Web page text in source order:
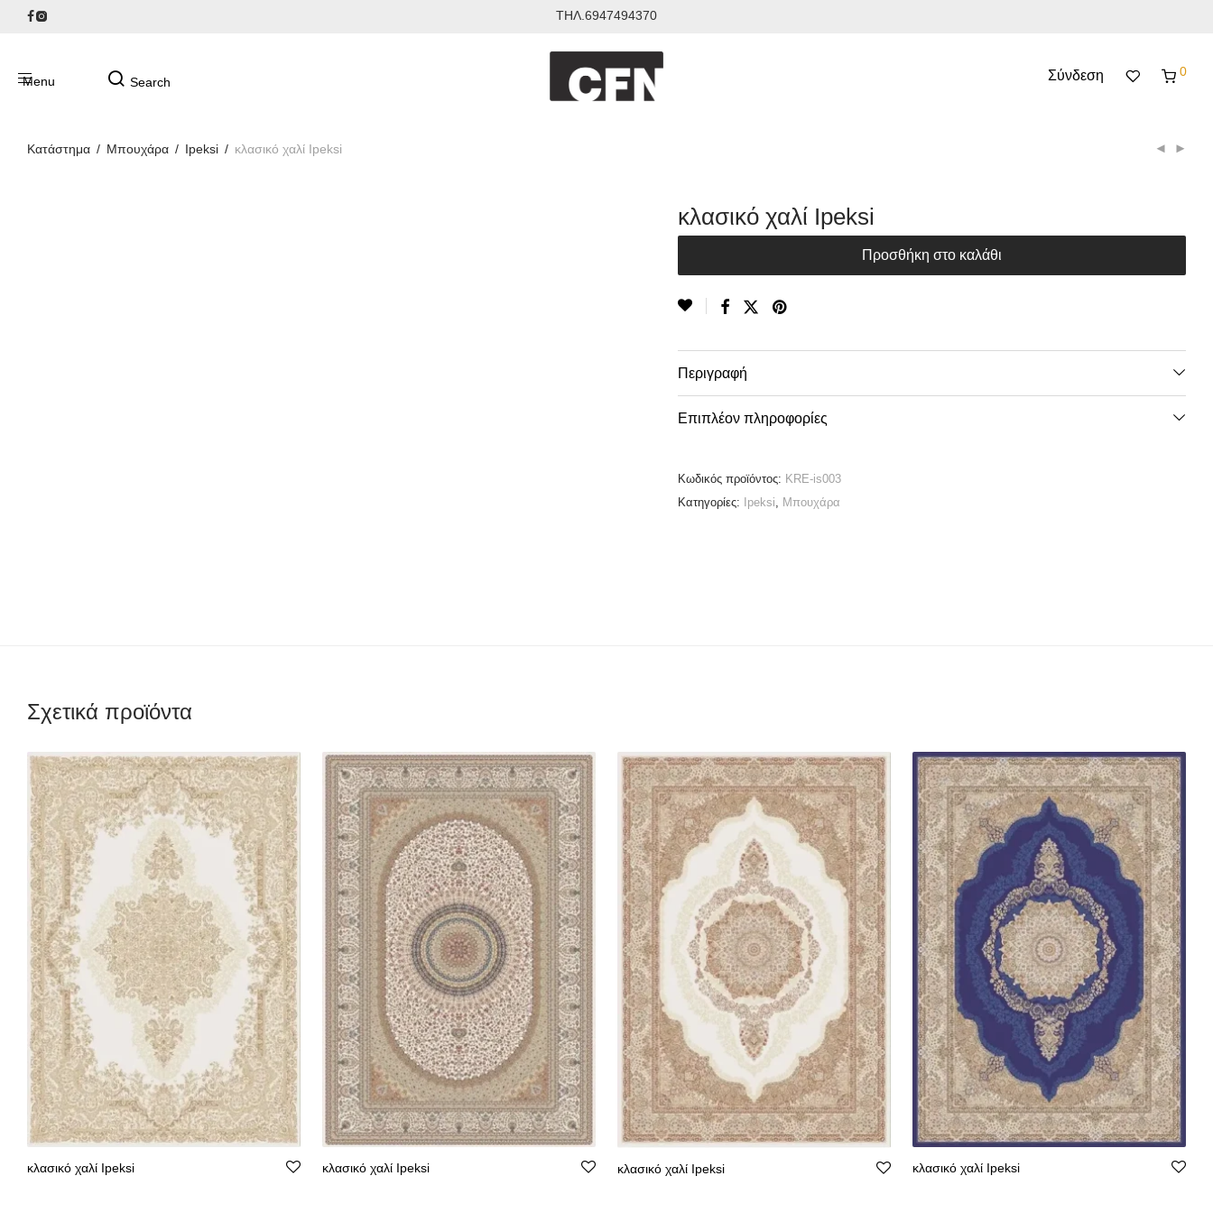
ΤΗΛ.6947494370
Σύνδεση 0
Κατάστημα / Μπουχάρα / Ipeksi / κλασικό χαλί Ipeksi
κλασικό χαλί Ipeksi
Προσθήκη στο καλάθι
Περιγραφή
Επιπλέον πληροφορίες
Κωδικός προϊόντος: KRE-is003
Κατηγορίες:
Ipeksi, Μπουχάρα
Σχετικά προϊόντα
κλασικό χαλί Ipeksi κλασικό χαλί Ipeksi κλασικό χαλί Ipeksi κλασικό χαλί Ipeksi